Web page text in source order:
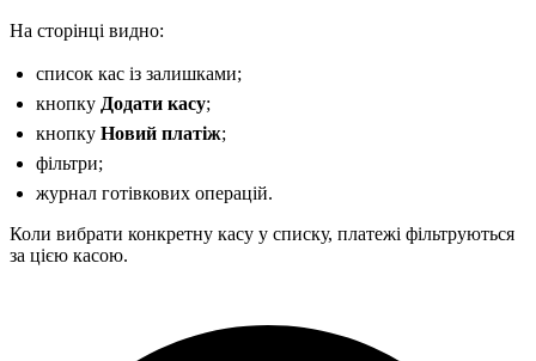
На сторінці видно:
список кас із залишками;
кнопку Додати касу;
кнопку Новий платіж;
фільтри;
журнал готівкових операцій.
Коли вибрати конкретну касу у списку, платежі фільтруються
за цією касою.